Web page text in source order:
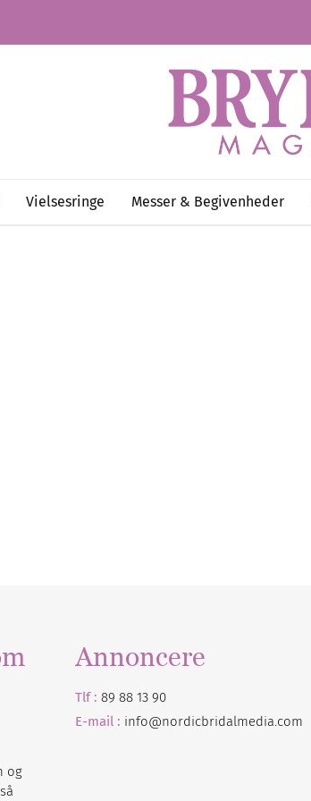
Vielsesringe Messer & Begivenheder
og
Annoncere
Tlf : 89 88 13 90
E-mail : info@nordicbridalmedia.com